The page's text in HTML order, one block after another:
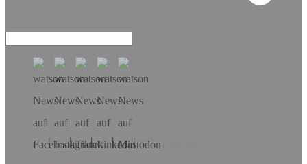
Hol dir die App!